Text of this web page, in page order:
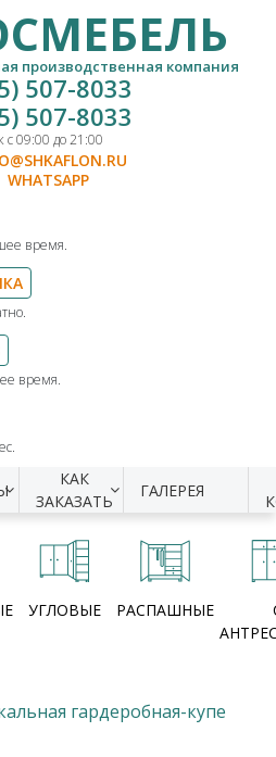
производственная компания
507-8033
507-8033
с 09:00 до 21:00
WHATSAPP
время.
время.
КАК
ЗАКАЗАТЬ
ГАЛЕРЕЯ
УГЛОВЫЕ РАСПАШНЫЕ
гардеробная-купе